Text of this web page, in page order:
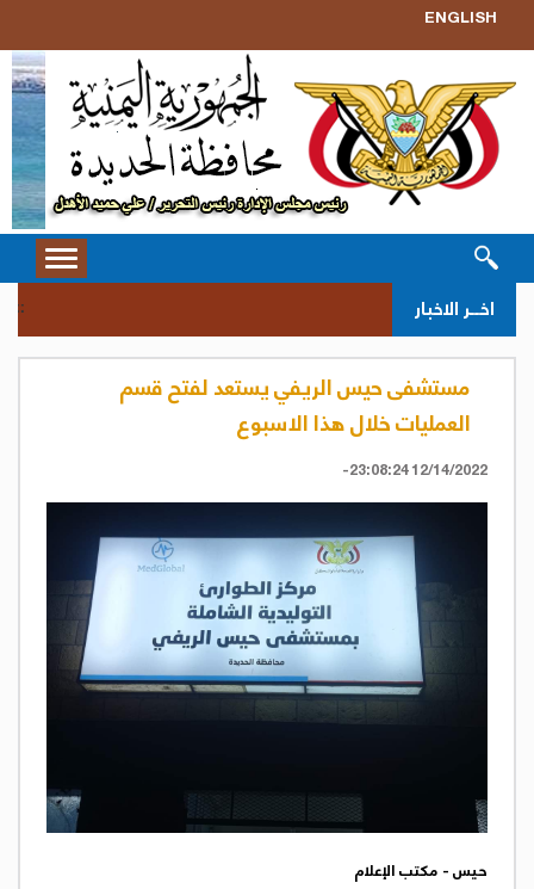
ENGLISH
Toggle
اخــر الاخبار
مستشفى حيس الريفي يستعد لفتح قسم
العمليات خلال هذا الاسبوع
12/14/2022 23:08:24-
حيس - مكتب الإعلام